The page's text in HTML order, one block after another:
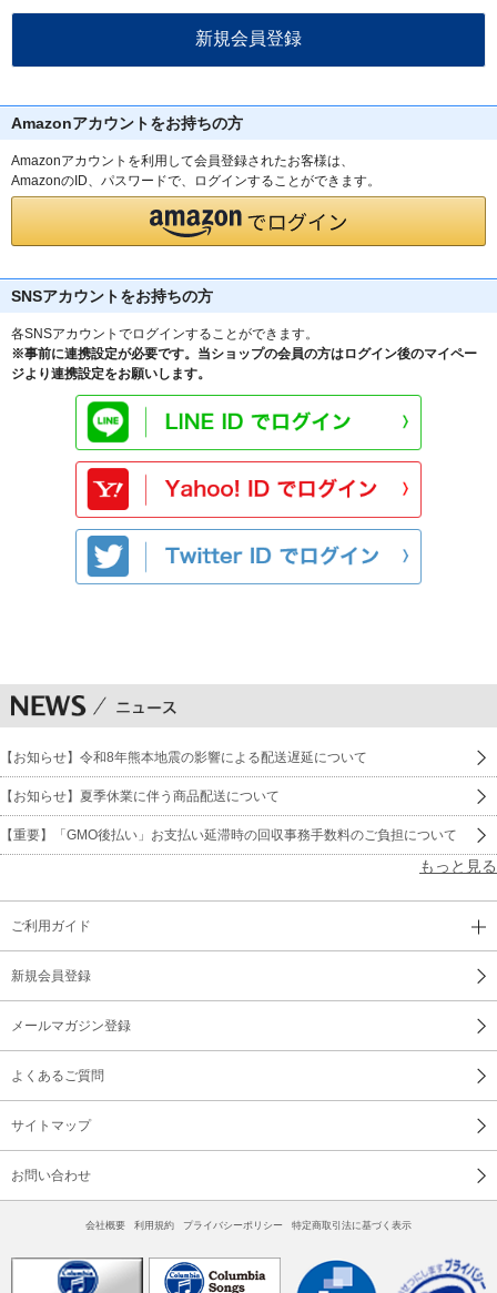
Amazonアカウントをお持ちの方
Amazonアカウントを利用して会員登録されたお客様は、
AmazonのID、パスワードで、ログインすることができます。
SNSアカウントをお持ちの方
各SNSアカウントでログインすることができます。
※事前に連携設定が必要です。当ショップの会員の方はログイン後のマイペー
ジより連携設定をお願いします。
【お知らせ】令和8年熊本地震の影響による配送遅延について
【お知らせ】夏季休業に伴う商品配送について
【重要】「GMO後払い」お支払い延滞時の回収事務手数料のご負担について
もっと見る
ご利用ガイド
新規会員登録
メールマガジン登録
よくあるご質問
サイトマップ
お問い合わせ
会社概要 利用規約 プライバシーポリシー 特定商取引法に基づく表示